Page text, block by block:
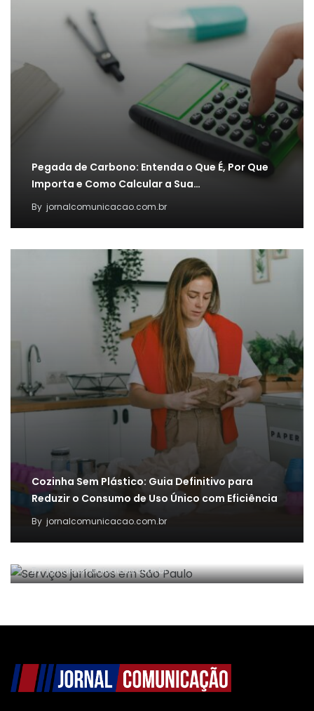
Pegada de Carbono: Entenda o Que É, Por Que
Importa e Como Calcular a Sua…
By jornalcomunicacao.com.br
Cozinha Sem Plástico: Guia Definitivo para
Reduzir o Consumo de Uso Único com Eficiência
By jornalcomunicacao.com.br
Principais serviços jurídicos oferecidos por
escritórios de advocacia em São Paulo
Byjornalcomunicacao.com.br